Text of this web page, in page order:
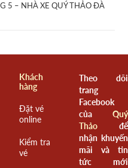
5 – NHÀ XE QUÝ THẢO ĐÀ
Khách
hàng
Đặt vé
online
Kiểm tra
vé
Theo dõi
trang
Facebook
của Quý
Thảođể
nhận khuyến
mãi và tin
tức mới